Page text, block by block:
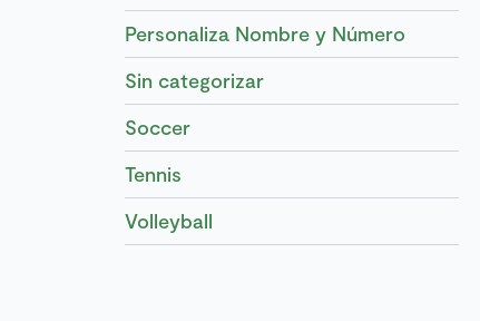
Personaliza Nombre y Número
Sin categorizar
Soccer
Tennis
Volleyball